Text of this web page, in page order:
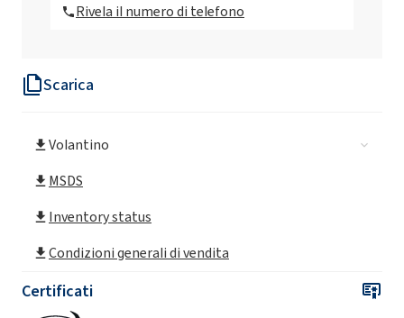
Scarica
Volantino
MSDS
Inventory status
Condizioni generali di vendita
Certificati
ROKAmina®K30B (Coco-betaina)
ROKAmina®K30B MB (Coco-betaina)
Rivela il numero di telefono